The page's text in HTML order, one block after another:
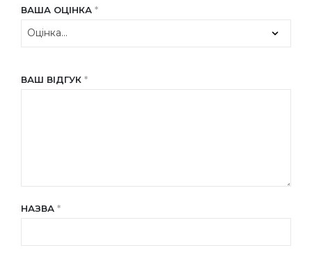
ВАША ОЦІНКА *
ВАШ ВІДГУК *
НАЗВА *